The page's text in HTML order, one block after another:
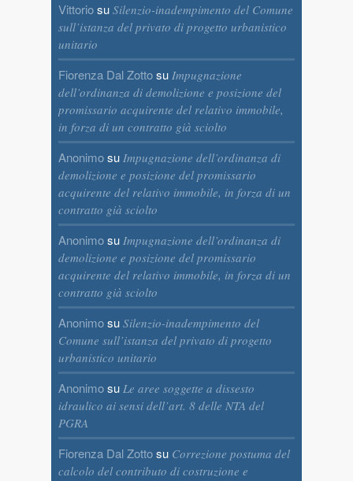
Vittoriosu Silenzio-inadempimento del Comune
sull’istanza del privato di progetto urbanistico
unitario
Fiorenza Dal Zottosu Impugnazione
dell’ordinanza di demolizione e posizione del
promissario acquirente del relativo immobile,
in forza di un contratto già sciolto
Anonimosu Impugnazione dell’ordinanza di
demolizione e posizione del promissario
acquirente del relativo immobile, in forza di un
contratto già sciolto
Anonimosu Impugnazione dell’ordinanza di
demolizione e posizione del promissario
acquirente del relativo immobile, in forza di un
contratto già sciolto
Anonimosu Silenzio-inadempimento del
Comune sull’istanza del privato di progetto
urbanistico unitario
Anonimosu Le aree soggette a dissesto
idraulico ai sensi dell’art. 8 delle NTA del
PGRA
Fiorenza Dal Zottosu Correzione postuma del
calcolo del contributo di costruzione e